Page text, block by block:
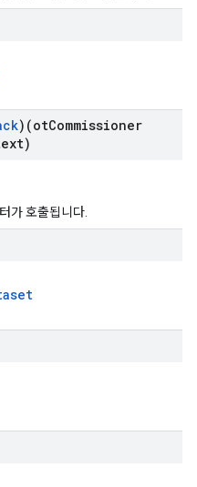
)(otCommissioner
가 호출됩니다.